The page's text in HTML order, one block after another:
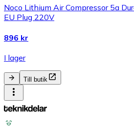
Noco Lithium Air Compressor 5a
EU Plug 220V
896 kr
I lager
Till butik